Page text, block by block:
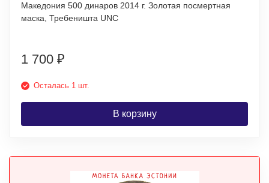
Македония 500 динаров 2014 г. Золотая посмертная
маска, Требеништа UNC
1 700 ₽
Осталась 1 шт.
В корзину